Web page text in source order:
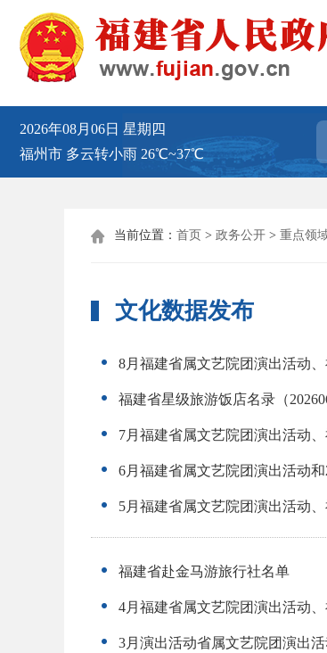
2026年08月06日 星期四
福州市 多云转小雨 26℃~37℃
 当前位置： 首页 > 政务公开 > 重点领
文化数据发布
8月福建省属文艺院团演出活动
福建省星级旅游饭店名录（
7月福建省属文艺院团演出活动
6月福建省属文艺院团演出活动
5月福建省属文艺院团演出活动
福建省赴金马游旅行社名单
4月福建省属文艺院团演出活动
3月演出活动省属文艺院团演出活